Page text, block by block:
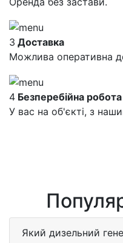
3 Доставка
Можлива оперативна
4 Безперебійна робота
У вас на об'єкті, з
Який дизельний